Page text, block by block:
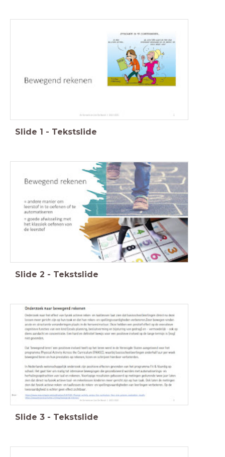
Slide 1 - Tekstslide
Slide 2 - Tekstslide
Slide 3 - Tekstslide